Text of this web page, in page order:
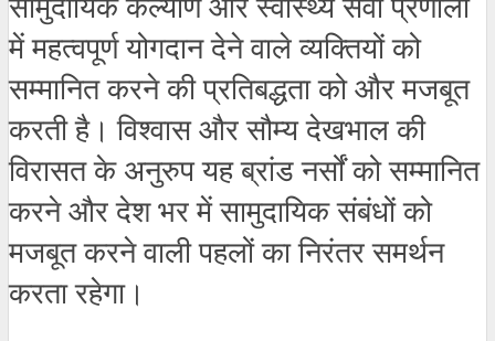
में महत्वपूर्ण योगदान देने वाले व्यक्तियों को
सम्मानित करने की प्रतिबद्धता को और मजबूत
करती है। विश्वास और सौम्य देखभाल की
विरासत के अनुरुप यह ब्रांड नर्सों को सम्मानित
करने और देश भर में सामुदायिक संबंधों को
मजबूत करने वाली पहलों का निरंतर समर्थन
करता रहेगा।